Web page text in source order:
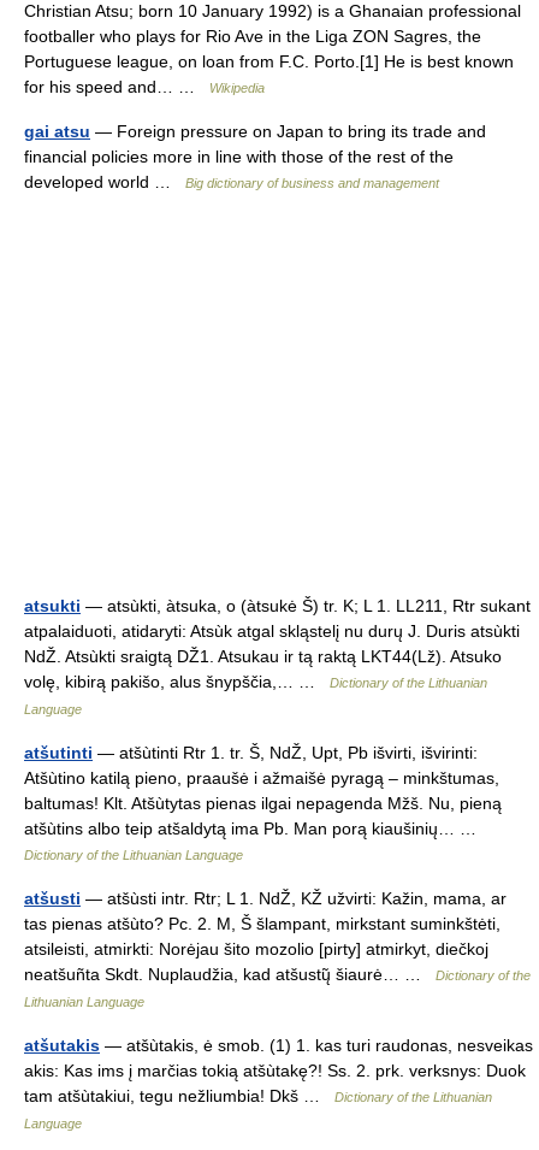
Christian Atsu; born 10 January 1992) is a Ghanaian professional
footballer who plays for Rio Ave in the Liga ZON Sagres, the
Portuguese league, on loan from F.C. Porto.[1] He is best known
for his speed and… …
Wikipedia
gai atsu — Foreign pressure on Japan to bring its trade and
financial policies more in line with those of the rest of the
developed world …
Big dictionary of business and management
atsukti — atsùkti, àtsuka, o (àtsukė Š) tr. K; L 1. LL211, Rtr sukant
atpalaiduoti, atidaryti: Atsùk atgal skląstelį nu durų J. Duris atsùkti
NdŽ. Atsùkti sraigtą DŽ1. Atsukau ir tą raktą LKT44(Lž). Atsuko
volę, kibirą pakišo, alus šnypščia,… …
Dictionary of the Lithuanian
Language
atšutinti — atšùtinti Rtr 1. tr. Š, NdŽ, Upt, Pb išvirti, išvirinti:
Atšùtino katilą pieno, praaušė i ažmaišė pyragą – minkštumas,
baltumas! Klt. Atšùtytas pienas ilgai nepagenda Mžš. Nu, pieną
atšùtins albo teip atšaldytą ima Pb. Man porą kiaušinių… …
Dictionary of the Lithuanian Language
atšusti — atšùsti intr. Rtr; L 1. NdŽ, KŽ užvirti: Kažin, mama, ar
tas pienas atšùto? Pc. 2. M, Š šlampant, mirkstant suminkštėti,
atsileisti, atmirkti: Norėjau šito mozolio [pirty] atmirkyt, diečkoj
neatšuñta Skdt. Nuplaudžia, kad atšustų̃ šiaurė… …
Dictionary of the
Lithuanian Language
atšutakis — atšùtakis, ė smob. (1) 1. kas turi raudonas, nesveikas
akis: Kas ims į marčias tokią atšùtakę?! Ss. 2. prk. verksnys: Duok
tam atšùtakiui, tegu nežliumbia! Dkš …
Dictionary of the Lithuanian
Language